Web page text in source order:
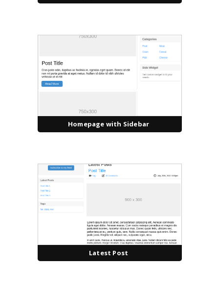
Homepage with Sidebar
Latest Post